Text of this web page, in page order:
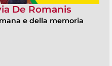
De Romanis
e della memoria